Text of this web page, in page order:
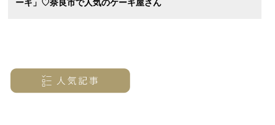
ーキ」♡奈良市で人気のケーキ屋さん